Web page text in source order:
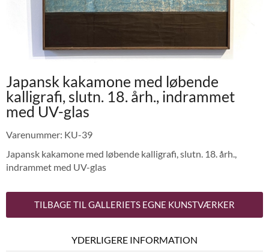
Japansk kakamone med løbende
kalligrafi, slutn. 18. årh., indrammet
med UV-glas
Varenummer: KU-39
Japansk kakamone med løbende kalligrafi, slutn. 18. årh.,
indrammet med UV-glas
TILBAGE TIL GALLERIETS EGNE KUNSTVÆRKER
YDERLIGERE INFORMATION